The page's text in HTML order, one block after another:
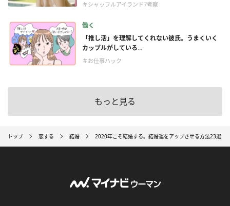
＃シャッフルアイランド7考察
働く
「推し活」を理解してくれない彼氏。うまくいく
カップルがしている...
＃お仕事ハック
もっと見る
トップ 恋する 結婚 2020年こそ結婚する。結婚運をアップさせる方法23選